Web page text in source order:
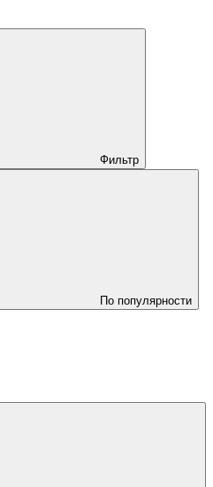
Фильтр
По популярности